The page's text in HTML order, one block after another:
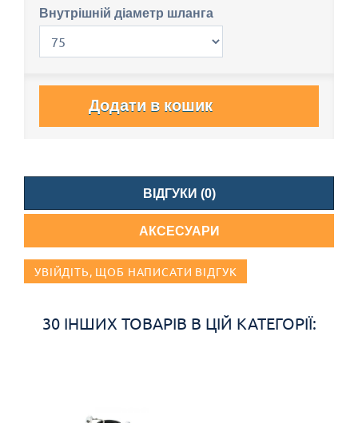
Внутрішній діаметр шланга
Додати в кошик
ВІДГУКИ (0)
АКСЕСУАРИ
УВІЙДІТЬ, ЩОБ НАПИСАТИ ВІДГУК
30 ІНШИХ ТОВАРІВ В ЦІЙ КАТЕГОРІЇ: